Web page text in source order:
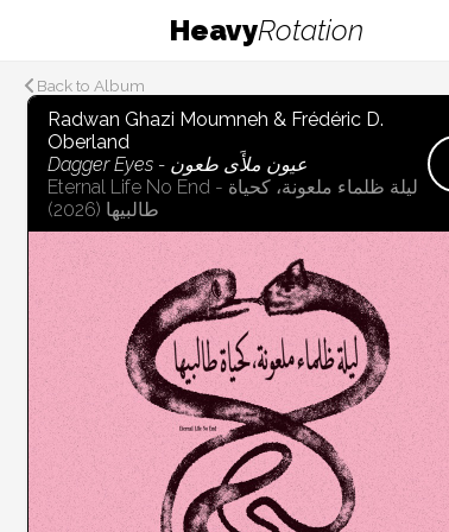
HeavyRotation
Back to Album
Radwan Ghazi Moumneh & Frédéric D.
Oberland
Dagger Eyes - عيون ملأَى طعون
Eternal Life No End - ليلة ظلماء ملعونة، كحياة
طالبيها (2026)